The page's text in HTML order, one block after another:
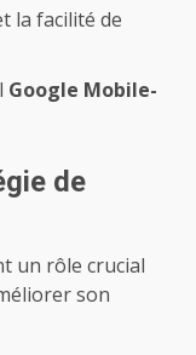
la facilité de
Google Mobile-
de
un rôle crucial
son